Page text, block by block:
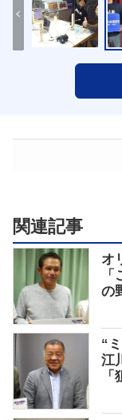
関連記事
オ
の
“
江